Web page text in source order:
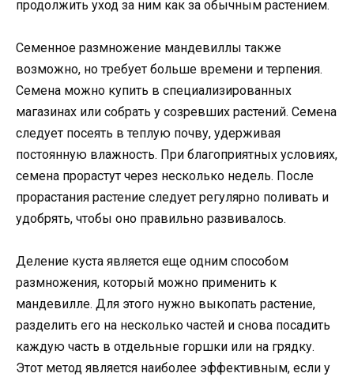
продолжить уход за ним как за обычным растением.
Семенное размножение мандевиллы также
возможно, но требует больше времени и терпения.
Семена можно купить в специализированных
магазинах или собрать у созревших растений. Семена
следует посеять в теплую почву, удерживая
постоянную влажность. При благоприятных условиях,
семена прорастут через несколько недель. После
прорастания растение следует регулярно поливать и
удобрять, чтобы оно правильно развивалось.
Деление куста является еще одним способом
размножения, который можно применить к
мандевилле. Для этого нужно выкопать растение,
разделить его на несколько частей и снова посадить
каждую часть в отдельные горшки или на грядку.
Этот метод является наиболее эффективным, если у